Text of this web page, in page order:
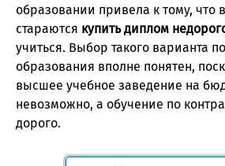
образовании привела к тому, что
стараются купить диплом
учиться. Выбор такого варианта
образования вполне понятен,
высшее учебное заведение на
невозможно, а обучение по
дорого.